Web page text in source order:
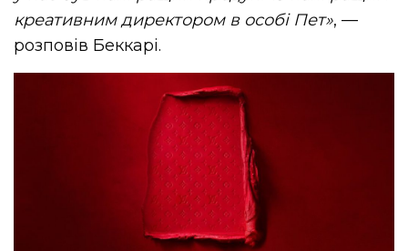
креативним директором в особі Пет», —
розповів Беккарі.